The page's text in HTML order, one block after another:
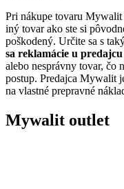
Pri nákupe tovaru Mywalit
iný tovar ako ste si
poškodený. Určite sa s
sa reklamácie u
alebo nesprávny tovar, čo
postup. Predajca Mywalit
na vlastné prepravné
Mywalit outlet